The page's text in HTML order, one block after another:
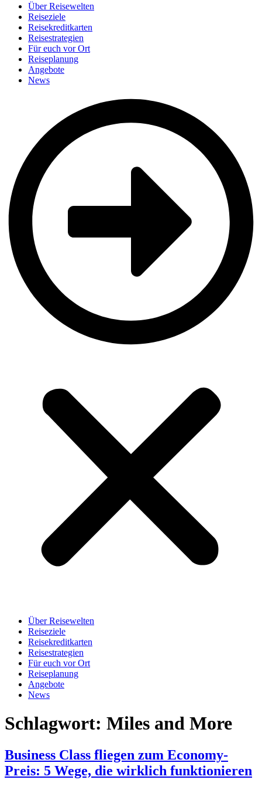
Über Reisewelten
Reiseziele
Reisekreditkarten
Reisestrategien
Für euch vor Ort
Reiseplanung
Angebote
News
Über Reisewelten
Reiseziele
Reisekreditkarten
Reisestrategien
Für euch vor Ort
Reiseplanung
Angebote
News
Schlagwort: Miles and More
Business Class fliegen zum Economy-
Preis: 5 Wege, die wirklich funktionieren